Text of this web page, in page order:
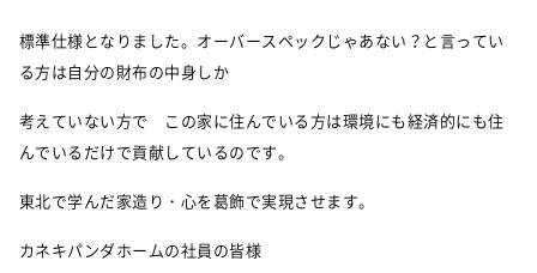
標準仕様となりました。オーバースペックじゃあない？と言ってい
る方は自分の財布の中身しか
考えていない方で この家に住んでいる方は環境にも経済的にも住
んでいるだけで貢献しているのです。
東北で学んだ家造り・心を葛飾で実現させます。
カネキパンダホームの社員の皆様